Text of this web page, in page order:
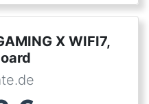
X WIFI7,